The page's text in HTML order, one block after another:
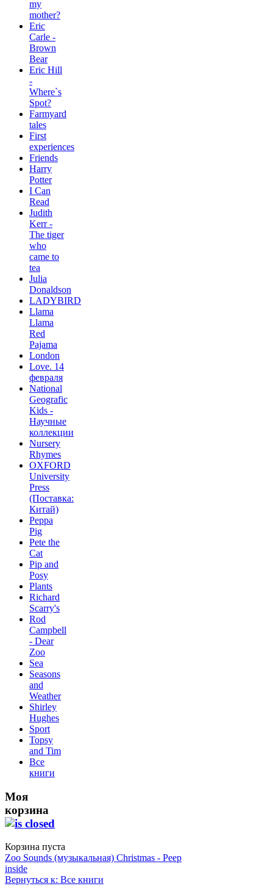
my
mother?
Eric
Carle -
Brown
Bear
Eric Hill
-
Where`s
Spot?
Farmyard
tales
First
experiences
Friends
Harry
Potter
I Can
Read
Judith
Kerr -
The tiger
who
came to
tea
Julia
Donaldson
LADYBIRD
Llama
Llama
Red
Pajama
London
Love. 14
февраля
National
Geografic
Kids -
Научные
коллекции
Nursery
Rhymes
OXFORD
University
Press
(Поставка:
Китай)
Peppa
Pig
Pete the
Сat
Pip and
Posy
Plants
Richard
Scarry's
Rod
Campbell
- Dear
Zoo
Sea
Seasons
and
Weather
Shirley
Hughes
Sport
Topsy
and Tim
Все
книги
Моя
корзина
Корзина пуста
Zoo Sounds (музыкальная) Christmas - Peep
inside
Вернуться к: Все книги